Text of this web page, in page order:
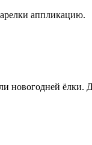
аппликацию.
новогодней ёлки.